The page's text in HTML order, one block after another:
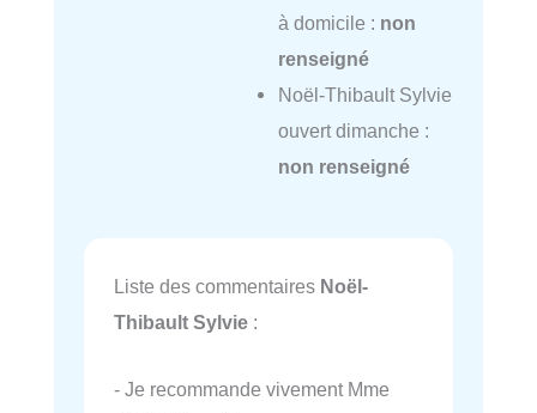
à domicile : non
renseigné
Noël-Thibault Sylvie
ouvert dimanche :
non renseigné
Liste des commentaires Noël-
Thibault Sylvie :
- Je recommande vivement Mme